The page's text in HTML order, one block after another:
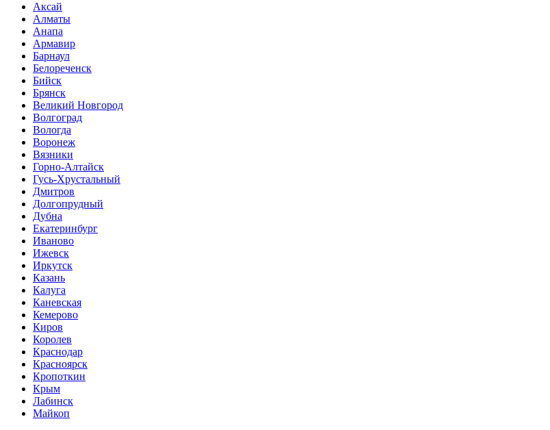
Аксай
Алматы
Анапа
Армавир
Барнаул
Белореченск
Бийск
Брянск
Великий Новгород
Волгоград
Вологда
Воронеж
Вязники
Горно-Алтайск
Гусь-Хрустальный
Дмитров
Долгопрудный
Дубна
Екатеринбург
Иваново
Ижевск
Иркутск
Казань
Калуга
Каневская
Кемерово
Киров
Королев
Краснодар
Красноярск
Кропоткин
Крым
Лабинск
Майкоп